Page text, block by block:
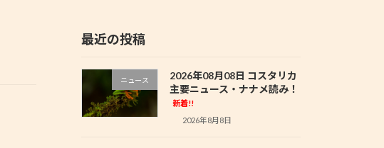
最近の投稿
ニュース
2026年08月08日 コスタリカ
主要ニュース・ナナメ読み！
新着!!
2026年8月8日